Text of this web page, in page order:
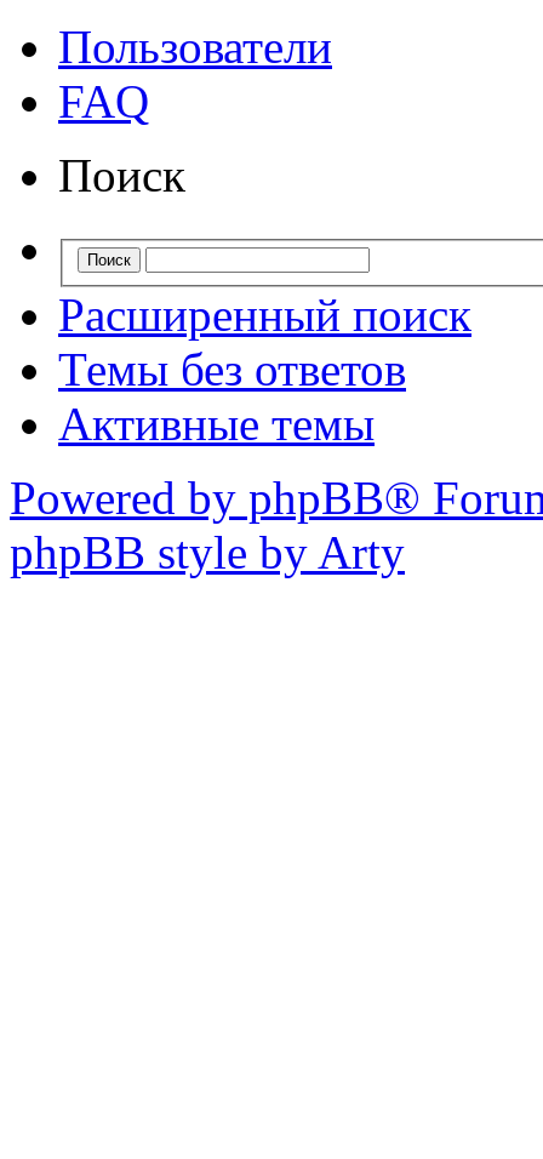
Пользователи
FAQ
Поиск
Расширенный поиск
Темы без ответов
Активные темы
Powered by phpBB®
phpBB style by Arty